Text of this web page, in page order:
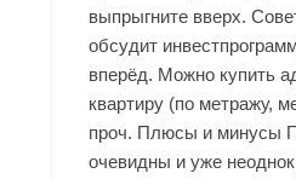
выпрыгните вверх.
обсудит
вперёд. Можно купить
квартиру (по метражу,
проч. Плюсы и минусы
очевидны и уже